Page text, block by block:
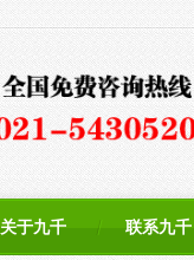
关于九千 联系九千